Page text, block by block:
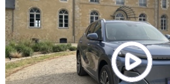
Guide
d'achat
Electriques
Utilitaires